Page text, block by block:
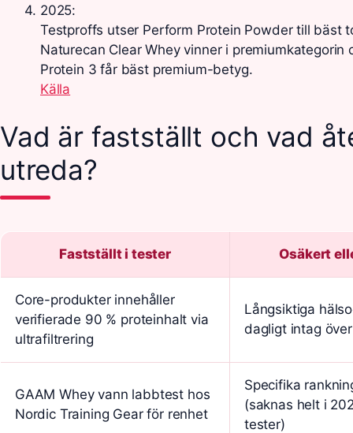
2025:
Testproffs utser Perform Protein Powder till bäst
Naturecan Clear Whey vinner i premiumkategorin
Protein 3 får bäst premium-betyg.
Källa
Vad är fastställt och vad
utreda?
Fastställt i tester Osäkert
Core-produkter innehåller
verifierade 90 % proteinhalt via
ultrafiltrering
Långsiktiga
dagligt intag
GAAM Whey vann labbtest hos
Nordic Training Gear för renhet
Specifika
(saknas helt i
tester)